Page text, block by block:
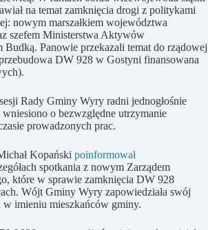
na temat zamknięcia drogi z politykami
nowym marszałkiem województwa
szefem Ministerstwa Aktywów
Budką. Panowie przekazali temat do rządowej
DW 928 w Gostyni finansowana
Rady Gminy Wyry radni jednogłośnie
o bezwzględne utrzymanie
prowadzonych prac.
Kopański poinformował
spotkania z nowym Zarządem
które w sprawie zamknięcia DW 928
Wójt Gminy Wyry zapowiedziała swój
w imieniu mieszkańców gminy.